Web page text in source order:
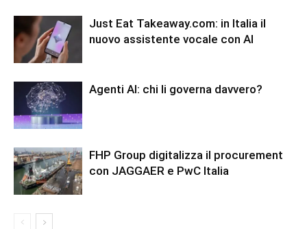
Just Eat Takeaway.com: in Italia il
nuovo assistente vocale con AI
Agenti AI: chi li governa davvero?
FHP Group digitalizza il procurement
con JAGGAER e PwC Italia